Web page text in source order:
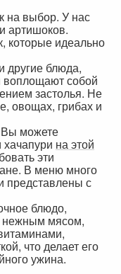
на выбор. У нас
артишоков.
которые идеально
блюда,
воплощают собой
застолья. Не
овощах, грибах и
Вы можете
на этой
эти
В меню много
представлены с
блюдо,
нежным мясом,
что делает его
ужина.